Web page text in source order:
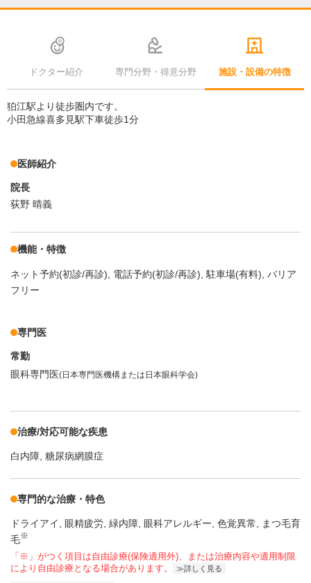
ドクター紹介 専門分野・得意分野 施設・設備の特徴
狛江駅より徒歩圏内です。
小田急線喜多見駅下車徒歩1分
医師紹介
院長
荻野 晴義
機能・特徴
ネット予約(初診/再診) 電話予約(初診/再診) 駐車場(有料) バリア
フリー
専門医
常勤
眼科専門医(日本専門医機構または日本眼科学会)
治療/対応可能な疾患
白内障 糖尿病網膜症
専門的な治療・特色
ドライアイ 眼精疲労 緑内障 眼科アレルギー 色覚異常
まつ毛育
毛※
「※」がつく項目は自由診療(保険適用外)、または治療内容や適用制限
により自由診療となる場合があります。
詳しく見る